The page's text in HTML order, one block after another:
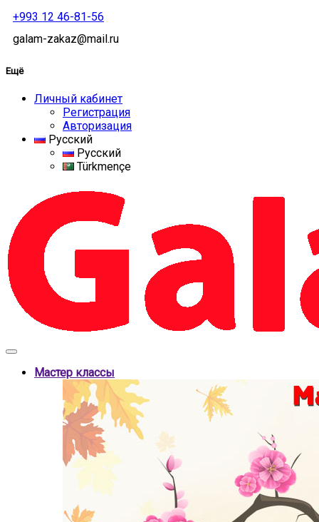
+993 12 46-81-56
galam-zakaz@mail.ru
Ещё
Личный кабинет
Регистрация
Авторизация
Русский
Русский
Türkmençe
Мастер классы